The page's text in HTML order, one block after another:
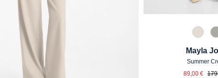
343
Mayla
Summer
89,00 €